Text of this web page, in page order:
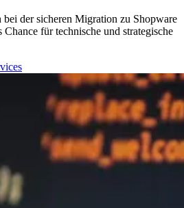
der sicheren Migration zu Shopware
Chance für technische und strategische